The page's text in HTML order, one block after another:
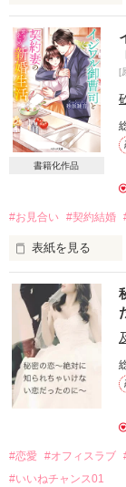
「私と結婚してく
勢いだけで言葉
あなたは私と結
この結婚は私が諦
そう思っている
たまに見せるそ
更科　鏡花　２
×
大村　蓮人　３
務取締役
地味で大人しい
が全く相手にさ
しかし、なりゆ
こじれてしまっ
ー順に読んで頂
書籍化作品
[
#お見合い #契約結婚
表紙を見る
交際日数ゼロ
もちろんデート
甘い感情なんて
トリプルゼロスタ
ところがどうして
#恋愛 #オフィスラブ
#いいねチャンス01